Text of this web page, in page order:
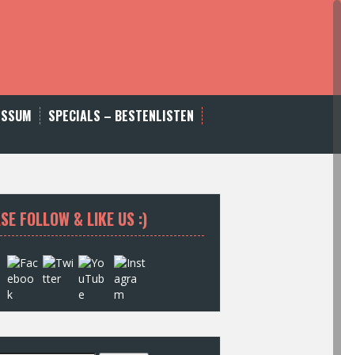
SPECIALS – BESTENLISTEN
FOLLOW & LIKE US :)